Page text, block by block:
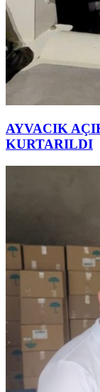
AYVACIK
KURTARILDI